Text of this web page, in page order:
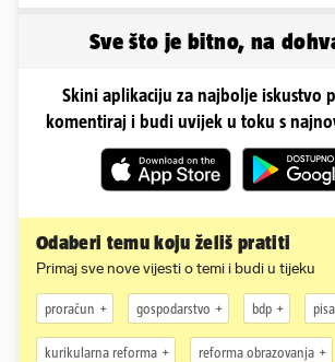
Sve što je bitno, na
Skini aplikaciju za najbolje iskustvo
komentiraj i budi uvijek u toku s
Odaberi temu koju želiš pratiti
Primaj sve nove vijesti o temi i budi u tijeku
proračun gospodarstvo bdp pisa
kurikularna reforma reforma obrazovanja